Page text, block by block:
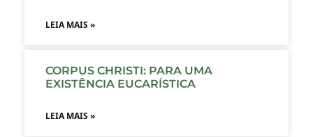
LEIA MAIS »
CORPUS CHRISTI: PARA UMA
EXISTÊNCIA EUCARÍSTICA
LEIA MAIS »